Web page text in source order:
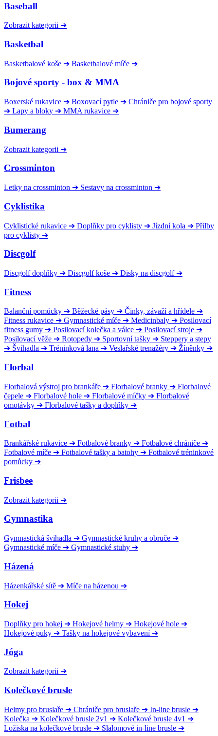
Baseball
Zobrazit kategorii ➔
Basketbal
Basketbalové koše ➔ Basketbalové míče ➔
Bojové sporty - box & MMA
Boxerské rukavice ➔ Boxovací pytle ➔ Chrániče pro bojové sporty
➔ Lapy a bloky ➔ MMA rukavice ➔
Bumerang
Zobrazit kategorii ➔
Crossminton
Letky na crossminton ➔ Sestavy na crossminton ➔
Cyklistika
Cyklistické rukavice ➔ Doplňky pro cyklisty ➔ Jízdní kola ➔ Přilby
pro cyklisty ➔
Discgolf
Discgolf doplňky ➔ Discgolf koše ➔ Disky na discgolf ➔
Fitness
Balanční pomůcky ➔ Běžecké pásy ➔ Činky, závaží a hřídele ➔
Fitness rukavice ➔ Gymnastické míče ➔ Medicinbaly ➔ Posilovací
fitness gumy ➔ Posilovací kolečka a válce ➔ Posilovací stroje ➔
Posilovací věže ➔ Rotopedy ➔ Sportovní tašky ➔ Steppery a stepy
➔ Švihadla ➔ Tréninková lana ➔ Veslařské trenažéry ➔ Žíněnky ➔
Florbal
Florbalová výstroj pro brankáře ➔ Florbalové branky ➔ Florbalové
čepele ➔ Florbalové hole ➔ Florbalové míčky ➔ Florbalové
omotávky ➔ Florbalové tašky a doplňky ➔
Fotbal
Brankářské rukavice ➔ Fotbalové branky ➔ Fotbalové chrániče ➔
Fotbalové míče ➔ Fotbalové tašky a batohy ➔ Fotbalové tréninkové
pomůcky ➔
Frisbee
Zobrazit kategorii ➔
Gymnastika
Gymnastická švihadla ➔ Gymnastické kruhy a obruče ➔
Gymnastické míče ➔ Gymnastické stuhy ➔
Házená
Házenkářské sítě ➔ Míče na házenou ➔
Hokej
Doplňky pro hokej ➔ Hokejové helmy ➔ Hokejové hole ➔
Hokejové puky ➔ Tašky na hokejové vybavení ➔
Jóga
Zobrazit kategorii ➔
Kolečkové brusle
Helmy pro bruslaře ➔ Chrániče pro bruslaře ➔ In-line brusle ➔
Kolečka ➔ Kolečkové brusle 2v1 ➔ Kolečkové brusle 4v1 ➔
Ložiska na kolečkové brusle ➔ Slalomové in-line brusle ➔